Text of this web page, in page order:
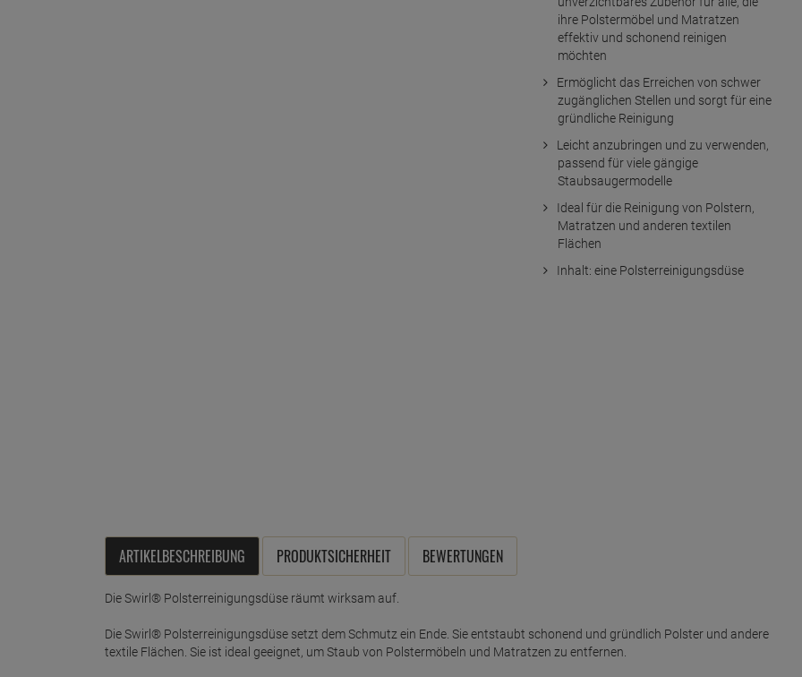
ihre Polstermöbel und Matratzen
effektiv und schonend reinigen
möchten
Ermöglicht das Erreichen von schwer
zugänglichen Stellen und sorgt für eine
gründliche Reinigung
Leicht anzubringen und zu verwenden,
passend für viele gängige
Staubsaugermodelle
Ideal für die Reinigung von Polstern,
Matratzen und anderen textilen
Flächen
Inhalt: eine Polsterreinigungsdüse
ARTIKELBESCHREIBUNG PRODUKTSICHERHEIT BEWERTUNGEN
Die Swirl® Polsterreinigungsdüse räumt wirksam auf.
Die Swirl® Polsterreinigungsdüse setzt dem Schmutz ein Ende. Sie entstaubt schonend und gründlich Polster und andere
textile Flächen. Sie ist ideal geeignet, um Staub von Polstermöbeln und Matratzen zu entfernen.